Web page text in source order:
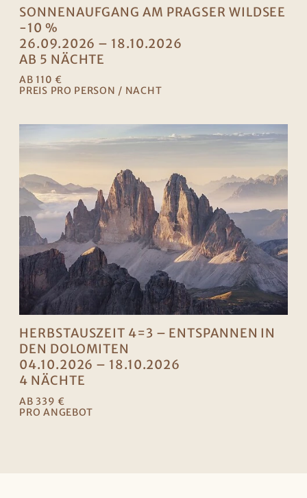
SONNENAUFGANG AM PRAGSER WILDSEE
-10 %
26.09.2026 – 18.10.2026
AB 5 NÄCHTE
AB 110 €
PREIS PRO PERSON / NACHT
HERBSTAUSZEIT 4=3 – ENTSPANNEN IN
DEN DOLOMITEN
04.10.2026 – 18.10.2026
4 NÄCHTE
AB 339 €
PRO ANGEBOT